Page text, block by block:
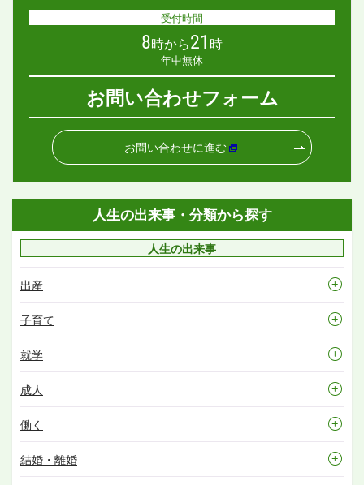
受付時間
8時から21 時
年中無休
お問い合わせフォーム
お問い合わせに進む
人生の出来事・分類から探す
人生の出来事
出産
子育て
就学
成人
働く
結婚・離婚